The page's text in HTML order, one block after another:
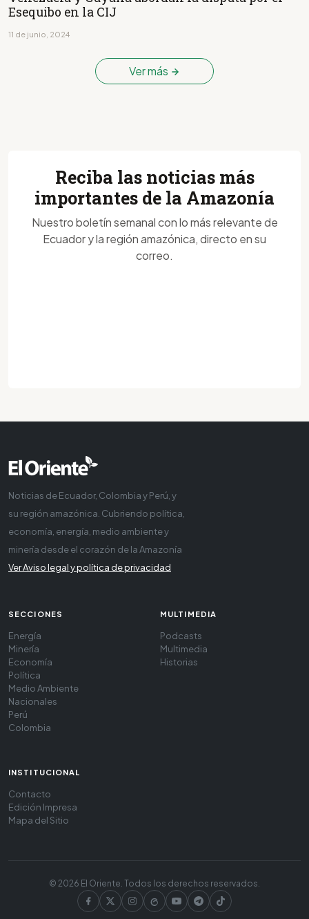
Esequibo en la CIJ
11 de junio, 2024
Ver más
Reciba las noticias más
importantes de la Amazonía
Nuestro boletín semanal con lo más relevante de
Ecuador y la región amazónica, directo en su
correo.
Noticias de Ecuador, Colombia y Perú, y
su región amazónica. Cubriendo política,
economía, energía, medio ambiente y
minería desde el corazón de la Amazonía
Ver Aviso legal y política de privacidad
SECCIONES
Energía
Minería
Economía
Política
Medio Ambiente
Nacionales
Perú
Colombia
MULTIMEDIA
Podcasts
Multimedia
Historias
INSTITUCIONAL
Contacto
Edición Impresa
Mapa del Sitio
© 2026 El Oriente. Todos los derechos reservados.